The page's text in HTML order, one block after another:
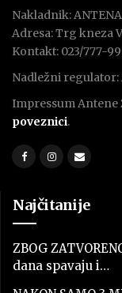
Nakladnik:
Adresa: Trg kneza
Kontakt: 023/777-
Nadležni
Impressum Antene
poveznici.
Najčitanije
ZBOG
dana spavaju i…